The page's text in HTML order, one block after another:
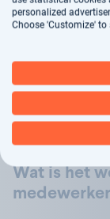
(parttime)
Wat is het
personalized
Choose 'Customize' to